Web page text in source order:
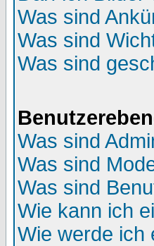
Was sind
Was sind
Was sind
Was sind
Was sind
Was sind
Wie kann ich
Wie werde ich